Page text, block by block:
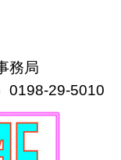
務局
0198-29-5010